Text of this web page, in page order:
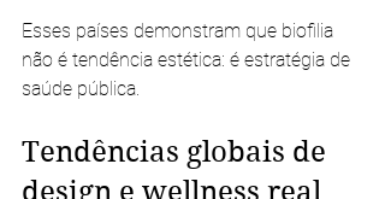
Esses países demonstram que biofilia
não é tendência estética: é estratégia de
saúde pública.
Tendências globais de
design e wellness real